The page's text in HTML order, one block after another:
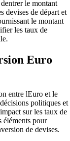
le montant
devises de départ et
le montant
les taux de
Euro
entre lEuro et le
politiques et
sur les taux de
éléments pour
de devises.